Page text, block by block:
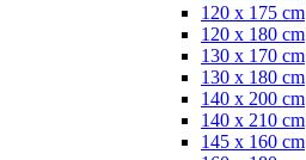
120 x 175 cm
120 x 180 cm
130 x 170 cm
130 x 180 cm
140 x 200 cm
140 x 210 cm
145 x 160 cm